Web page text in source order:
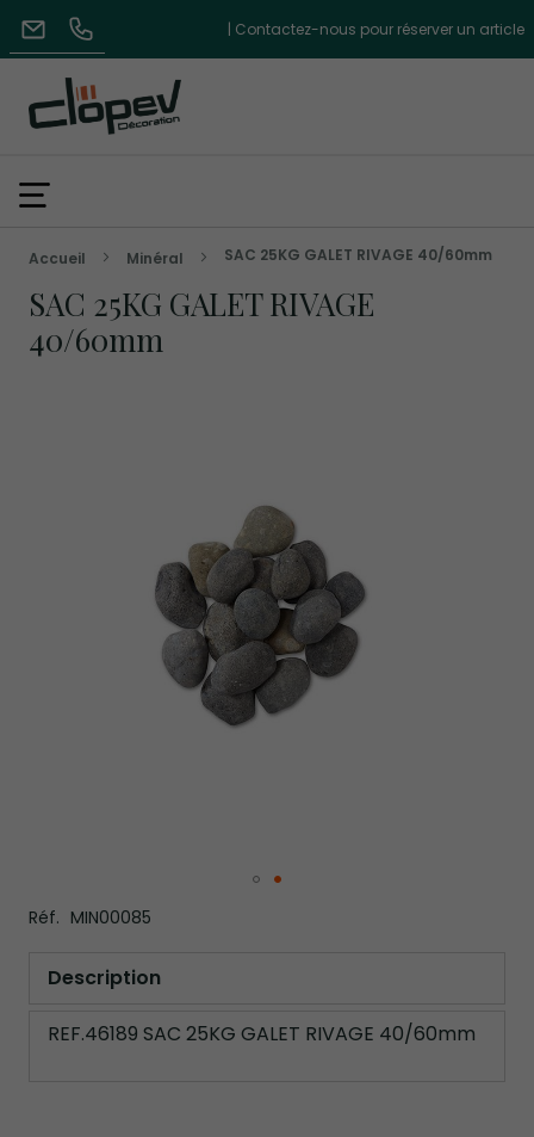
| Contactez-nous pour réserver un article
Accueil Minéral SAC 25KG GALET RIVAGE 40/60mm
SAC 25KG GALET RIVAGE
40/60mm
Réf. MIN00085
Skip
to
beginning
images
Description
REF.46189 SAC 25KG GALET RIVAGE 40/60mm